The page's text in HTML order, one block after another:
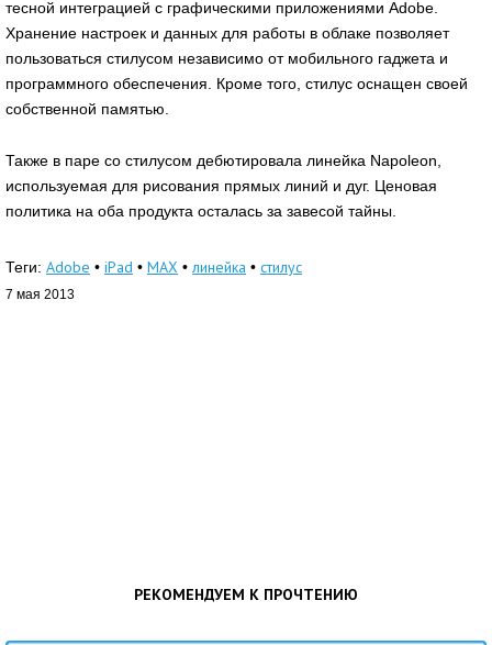
тесной интеграцией с графическими приложениями Adobe.
Хранение настроек и данных для работы в облаке позволяет
пользоваться стилусом независимо от мобильного гаджета и
программного обеспечения. Кроме того, стилус оснащен своей
собственной памятью.
Также в паре со стилусом дебютировала линейка Napoleon,
используемая для рисования прямых линий и дуг. Ценовая
политика на оба продукта осталась за завесой тайны.
Теги: Adobe • iPad • MAX • линейка • стилус
7 мая 2013
РЕКОМЕНДУЕМ К ПРОЧТЕНИЮ